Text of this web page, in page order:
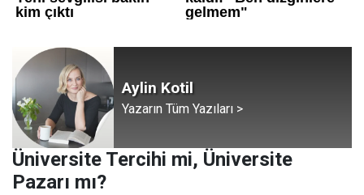
Aylin Kotil
Yazarın Tüm Yazıları >
Üniversite Tercihi mi, Üniversite
Pazarı mı?